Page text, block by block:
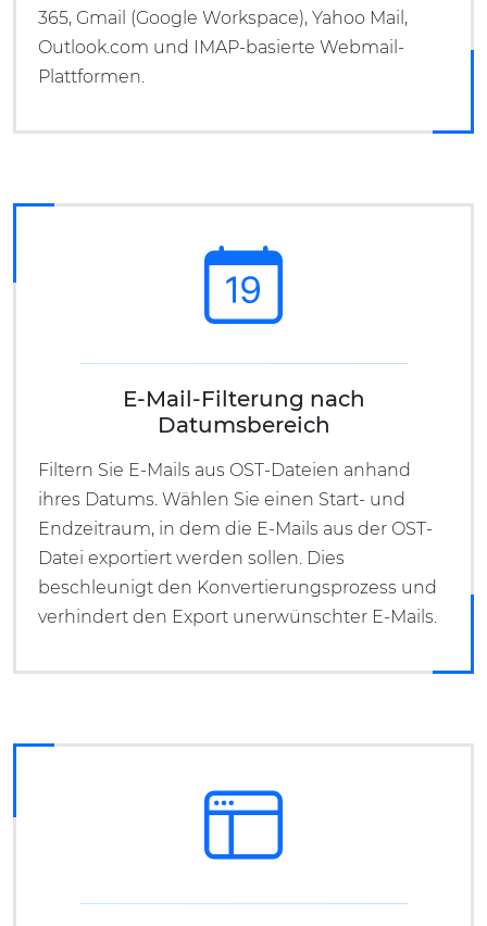
365, Gmail (Google Workspace), Yahoo Mail,
Outlook.com und IMAP-basierte Webmail-
Plattformen.
E-Mail-Filterung nach
Datumsbereich
Filtern Sie E-Mails aus OST-Dateien anhand
ihres Datums. Wählen Sie einen Start- und
Endzeitraum, in dem die E-Mails aus der OST-
Datei exportiert werden sollen. Dies
beschleunigt den Konvertierungsprozess und
verhindert den Export unerwünschter E-Mails.